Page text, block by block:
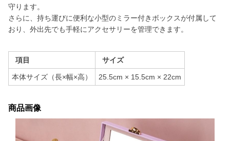
守ります。
さらに、持ち運びに便利な小型のミラー付きボックスが付属して
おり、外出先でも手軽にアクセサリーを管理できます。
項目 サイズ
本体サイズ（長×幅×高） 25.5cm × 15.5cm × 22cm
商品画像